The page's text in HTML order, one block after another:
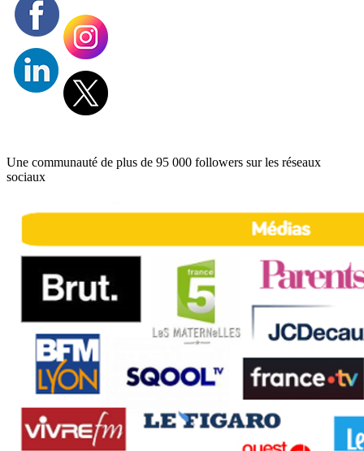
Une communauté de plus de 95 000 followers sur les réseaux
sociaux